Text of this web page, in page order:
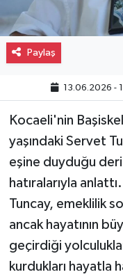
Paylaş
13.06.2026 -
Kocaeli'nin
yaşındaki Servet
eşine duyduğu
hatıralarıyla
Tuncay, emeklilik
ancak hayatının
geçirdiği
kurdukları hayatla